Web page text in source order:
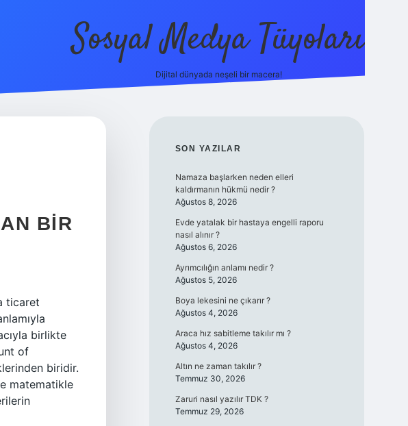
Sosyal Medya Tüyoları
Dijital dünyada neşeli bir macera!
BIR
ticaret
birlikte
of
biridir.
matematikle
SIDEBAR
SON YAZILAR
Namaza başlarken neden elleri
kaldırmanın hükmü nedir ?
Ağustos 8, 2026
Evde yatalak bir hastaya engelli raporu
nasıl alınır ?
Ağustos 6, 2026
Ayrımcılığın anlamı nedir ?
Ağustos 5, 2026
Boya lekesini ne çıkarır ?
Ağustos 4, 2026
Araca hız sabitleme takılır mı ?
Ağustos 4, 2026
Altın ne zaman takılır ?
Temmuz 30, 2026
Zaruri nasıl yazılır TDK ?
Temmuz 29, 2026